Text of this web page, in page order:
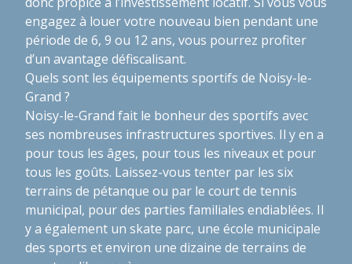
engagez à louer votre nouveau bien pendant une
période de 6, 9 ou 12 ans, vous pourrez profiter
d’un avantage défiscalisant.
Quels sont les équipements sportifs de Noisy-le-
Grand ?
Noisy-le-Grand fait le bonheur des sportifs avec
ses nombreuses infrastructures sportives. Il y en a
pour tous les âges, pour tous les niveaux et pour
tous les goûts. Laissez-vous tenter par les six
terrains de pétanque ou par le court de tennis
municipal, pour des parties familiales endiablées. Il
y a également un skate parc, une école municipale
des sports et environ une dizaine de terrains de